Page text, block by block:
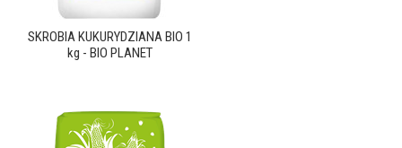
SKROBIA KUKURYDZIANA BIO 1
kg - BIO PLANET